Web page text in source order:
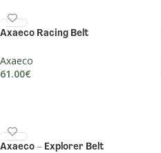
Axaeco Racing Belt
Axaeco
61.00€
Axaeco – Explorer Belt